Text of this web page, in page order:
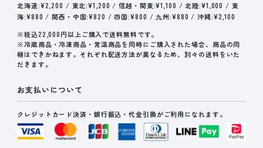
北海道:¥2,200 / 東北:¥1,200 / 信越・関東:¥1,100 / 北陸:¥1,000 / 東
海:¥880 / 関西・中国:¥820 / 四国:¥800 / 九州:¥880 / 沖縄:¥2,100
※税込22,000円以上ご購入で送料無料です。
※冷蔵商品・冷凍商品・常温商品を同時にご購入された場合、商品の同
梱はできかねます。それぞれ配送方法が異なるため、別々の送料をいた
だきます。
お支払いについて
クレジットカード決済・銀行振込・代金引換がご利用になれます。